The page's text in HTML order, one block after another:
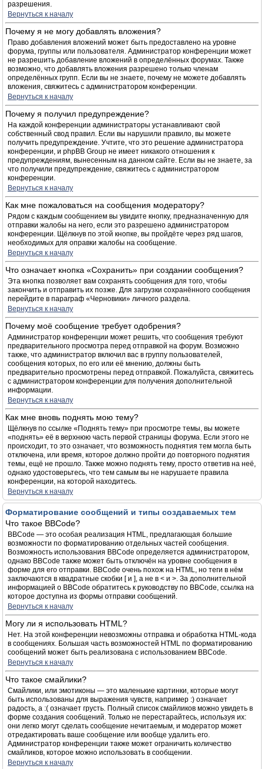
разрешения.
Вернуться к началу
Почему я не могу добавлять вложения?
Право добавления вложений может быть предоставлено на уровне
форума, группы или пользователя. Администратор конференции может
не разрешить добавление вложений в определённых форумах. Также
возможно, что добавлять вложения разрешено только членам
определённых групп. Если вы не знаете, почему не можете добавлять
вложения, свяжитесь с администратором конференции.
Вернуться к началу
Почему я получил предупреждение?
На каждой конференции администраторы устанавливают свой
собственный свод правил. Если вы нарушили правило, вы можете
получить предупреждение. Учтите, что это решение администратора
конференции, и phpBB Group не имеет никакого отношения к
предупреждениям, вынесенным на данном сайте. Если вы не знаете, за
что получили предупреждение, свяжитесь с администратором
конференции.
Вернуться к началу
Как мне пожаловаться на сообщения модератору?
Рядом с каждым сообщением вы увидите кнопку, предназначенную для
отправки жалобы на него, если это разрешено администратором
конференции. Щёлкнув по этой кнопке, вы пройдёте через ряд шагов,
необходимых для оправки жалобы на сообщение.
Вернуться к началу
Что означает кнопка «Сохранить» при создании сообщения?
Эта кнопка позволяет вам сохранять сообщения для того, чтобы
закончить и отправить их позже. Для загрузки сохранённого сообщения
перейдите в параграф «Черновики» личного раздела.
Вернуться к началу
Почему моё сообщение требует одобрения?
Администратор конференции может решить, что сообщения требуют
предварительного просмотра перед отправкой на форум. Возможно
также, что администратор включил вас в группу пользователей,
сообщения которых, по его или её мнению, должны быть
предварительно просмотрены перед отправкой. Пожалуйста, свяжитесь
с администратором конференции для получения дополнительной
информации.
Вернуться к началу
Как мне вновь поднять мою тему?
Щёлкнув по ссылке «Поднять тему» при просмотре темы, вы можете
«поднять» её в верхнюю часть первой страницы форума. Если этого не
происходит, то это означает, что возможность поднятия тем могла быть
отключена, или время, которое должно пройти до повторного поднятия
темы, ещё не прошло. Также можно поднять тему, просто ответив на неё,
однако удостоверьтесь, что тем самым вы не нарушаете правила
конференции, на которой находитесь.
Вернуться к началу
Форматирование сообщений и типы создаваемых тем
Что такое BBCode?
BBCode — это особая реализация HTML, предлагающая большие
возможности по форматированию отдельных частей сообщения.
Возможность использования BBCode определяется администратором,
однако BBCode также может быть отключён на уровне сообщения в
форме для его отправки. BBCode очень похож на HTML, но теги в нём
заключаются в квадратные скобки [ и ], а не в < и >. За дополнительной
информацией о BBCode обратитесь к руководству по BBCode, ссылка на
которое доступна из формы отправки сообщений.
Вернуться к началу
Могу ли я использовать HTML?
Нет. На этой конференции невозможны отправка и обработка HTML-кода
в сообщениях. Большая часть возможностей HTML по форматированию
сообщений может быть реализована с использованием BBCode.
Вернуться к началу
Что такое смайлики?
Смайлики, или эмотиконы — это маленькие картинки, которые могут
быть использованы для выражения чувств, например :) означает
радость, а :( означает грусть. Полный список смайликов можно увидеть в
форме создания сообщений. Только не перестарайтесь, используя их:
они легко могут сделать сообщение нечитаемым, и модератор может
отредактировать ваше сообщение или вообще удалить его.
Администратор конференции также может ограничить количество
смайликов, которое можно использовать в сообщении.
Вернуться к началу